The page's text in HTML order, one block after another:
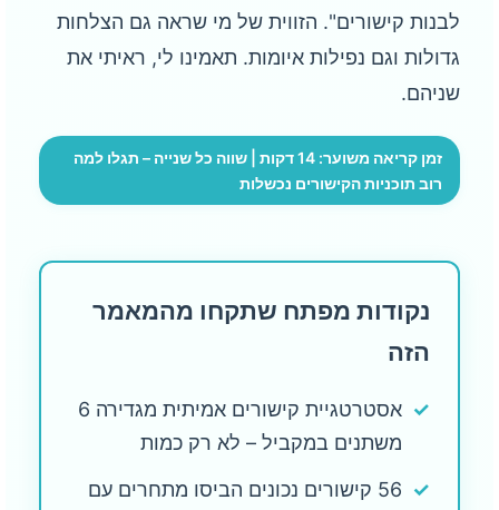
לבנות קישורים". הזווית של מי שראה גם הצלחות
גדולות וגם נפילות איומות. תאמינו לי, ראיתי את
שניהם.
זמן קריאה משוער: 14 דקות | שווה כל שנייה – תגלו למה
רוב תוכניות הקישורים נכשלות
נקודות מפתח שתקחו מהמאמר
הזה
✓
אסטרטגיית קישורים אמיתית מגדירה 6
משתנים במקביל – לא רק כמות
✓
56 קישורים נכונים הביסו מתחרים עם